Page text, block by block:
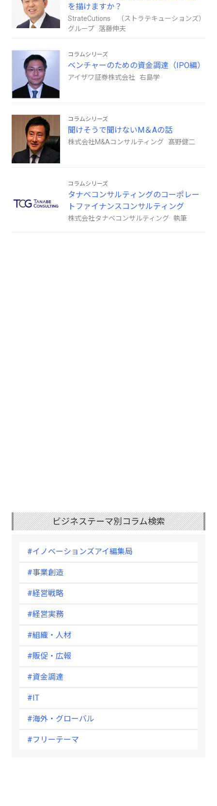
を描けますか？
StrateCutions （ストラテキューションズ）
グループ 落藤伸夫
コラムシリーズ
ベンチャーのための資金調達（IPO編）
アイザワ証券株式会社 右島学
コラムシリーズ
聞けそうで聞けないM＆Aの話
株式会社M&Aコンサルティング 髙野健二
コラムシリーズ
タナベコンサルティングのコーポレー
トファイナンスコンサルティング
株式会社タナベコンサルティング 執筆
ビジネステーマ別コラム検索
#イノベーションズアイ編集局
#事業創造
#経営戦略
#経営実務
#組織・人材
#販促・広報
#資金調達
#IT
#海外・グローバル
#フリーテーマ